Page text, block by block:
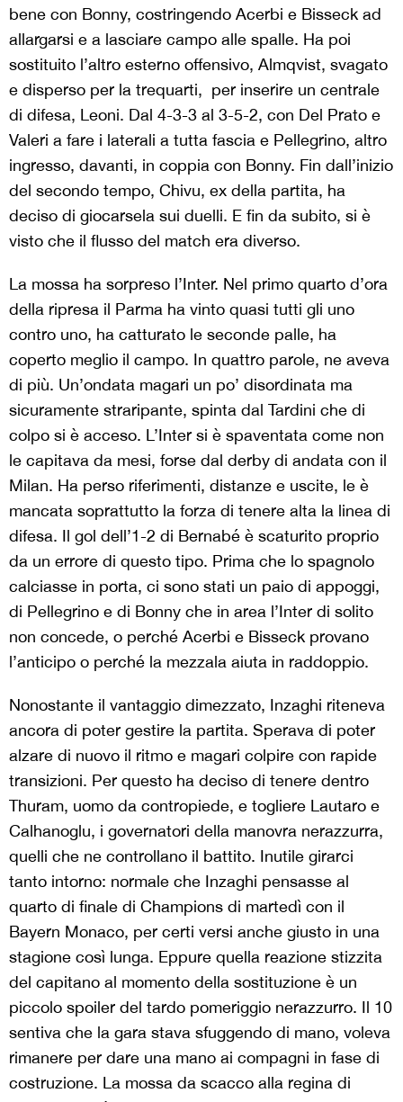
bene con Bonny, costringendo Acerbi e Bisseck ad
allargarsi e a lasciare campo alle spalle. Ha poi
sostituito l’altro esterno offensivo, Almqvist, svagato
e disperso per la trequarti, per inserire un centrale
di difesa, Leoni. Dal 4-3-3 al 3-5-2, con Del Prato e
Valeri a fare i laterali a tutta fascia e Pellegrino, altro
ingresso, davanti, in coppia con Bonny. Fin dall’inizio
del secondo tempo, Chivu, ex della partita, ha
deciso di giocarsela sui duelli. E fin da subito, si è
visto che il flusso del match era diverso.
La mossa ha sorpreso l’Inter. Nel primo quarto d’ora
della ripresa il Parma ha vinto quasi tutti gli uno
contro uno, ha catturato le seconde palle, ha
coperto meglio il campo. In quattro parole, ne aveva
di più. Un’ondata magari un po’ disordinata ma
sicuramente straripante, spinta dal Tardini che di
colpo si è acceso. L’Inter si è spaventata come non
le capitava da mesi, forse dal derby di andata con il
Milan. Ha perso riferimenti, distanze e uscite, le è
mancata soprattutto la forza di tenere alta la linea di
difesa. Il gol dell’1-2 di Bernabé è scaturito proprio
da un errore di questo tipo. Prima che lo spagnolo
calciasse in porta, ci sono stati un paio di appoggi,
di Pellegrino e di Bonny che in area l’Inter di solito
non concede, o perché Acerbi e Bisseck provano
l’anticipo o perché la mezzala aiuta in raddoppio.
Nonostante il vantaggio dimezzato, Inzaghi riteneva
ancora di poter gestire la partita. Sperava di poter
alzare di nuovo il ritmo e magari colpire con rapide
transizioni. Per questo ha deciso di tenere dentro
Thuram, uomo da contropiede, e togliere Lautaro e
Calhanoglu, i governatori della manovra nerazzurra,
quelli che ne controllano il battito. Inutile girarci
tanto intorno: normale che Inzaghi pensasse al
quarto di finale di Champions di martedì con il
Bayern Monaco, per certi versi anche giusto in una
stagione così lunga. Eppure quella reazione stizzita
del capitano al momento della sostituzione è un
piccolo spoiler del tardo pomeriggio nerazzurro. Il 10
sentiva che la gara stava sfuggendo di mano, voleva
rimanere per dare una mano ai compagni in fase di
costruzione. La mossa da scacco alla regina di